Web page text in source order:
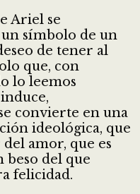
Ariel se
símbolo de un
de tener al
que, con
lo leemos
convierte en una
ideológica, que
amor, que es
beso del que
felicidad.